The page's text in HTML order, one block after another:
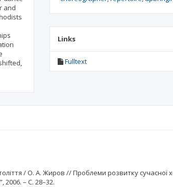
and
Links
Fulltext
/ О. А. Жиров // Проблеми розвитку сучасної
2006. – С. 28–32.